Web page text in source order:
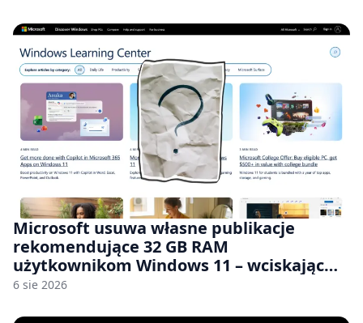
Microsoft usuwa własne publikacje
rekomendujące 32 GB RAM
użytkownikom Windows 11 – wciskając
nam przy tym komputery z 8 GB RAM po
6 sie 2026